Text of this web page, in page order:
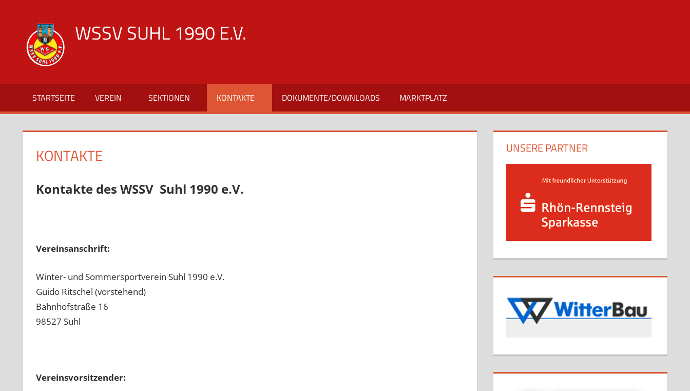
springen
WSSV SUHL 1990 E.V.
offizielle
Vereinsseite
des
WSSV
STARTSEITE VEREIN SEKTIONEN KONTAKTE DOKUMENTE/DOWNLOADS MARKTPLATZ
KONTAKTE
Kontakte des WSSV Suhl 1990 e.V.
Vereinsanschrift:
Winter- und Sommersportverein Suhl 1990 e.V.
Guido Ritschel (vorstehend)
Bahnhofstraße 16
98527 Suhl
Vereinsvorsitzender:
UNSERE PARTNER